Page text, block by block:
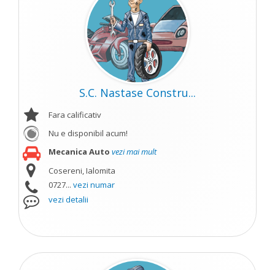
S.C. Nastase Constru...
Fara calificativ
Nu e disponibil acum!
Mecanica Auto vezi mai mult
Cosereni, Ialomita
0727... vezi numar
vezi detalii